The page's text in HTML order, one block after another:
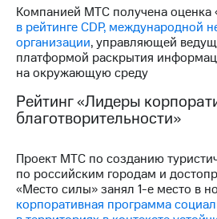
Компанией МТС получена оценка
в рейтинге CDP, международной
организации, управляющей
платформой раскрытия
на окружающую среду
Рейтинг «Лидеры
благотворительности»
Проект МТС по созданию
по российским городам и
«Место силы» занял 1-е место в
корпоративная программа